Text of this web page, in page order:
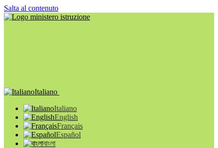
Salta al contenuto
Italiano
Italiano
English
Français
Español
বাংলা